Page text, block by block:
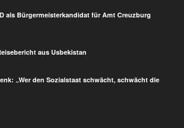
als Bürgermeisterkandidat für Amt Creuzburg
aus Usbekistan
„Wer den Sozialstaat schwächt, schwächt die